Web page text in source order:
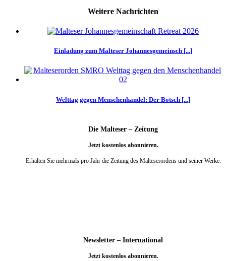
Weitere Nachrichten
Einladung zum Malteser Johannesgemeinsch [...]
Welttag gegen Menschenhandel: Der Botsch [...]
Die Malteser – Zeitung
Jetzt kostenlos abonnieren.
Erhalten Sie mehrmals pro Jahr die Zeitung des Malteserordens und seiner Werke.
Newsletter – International
Jetzt kostenlos abonnieren.